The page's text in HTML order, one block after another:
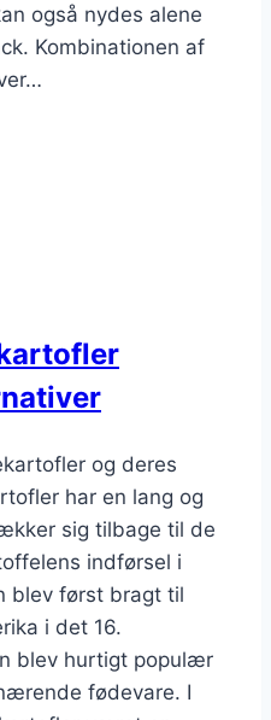
også nydes alene
Kombinationen af
og deres
har en lang og
sig tilbage til de
indførsel i
blev først bragt til
i det 16.
blev hurtigt populær
fødevare. I